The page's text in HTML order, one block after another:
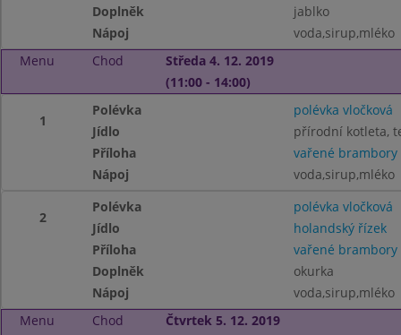
Doplněk
jablko
Nápoj
voda,sirup,mléko
Menu
Chod
Středa 4. 12. 2019
(11:00 - 14:00)
1
Polévka
polévka vločková
Jídlo
přírodní kotleta,
Příloha
vařené brambory
Nápoj
voda,sirup,mléko
2
Polévka
polévka vločková
Jídlo
holandský řízek
Příloha
vařené brambory
Doplněk
okurka
Nápoj
voda,sirup,mléko
Menu
Chod
Čtvrtek 5. 12. 2019